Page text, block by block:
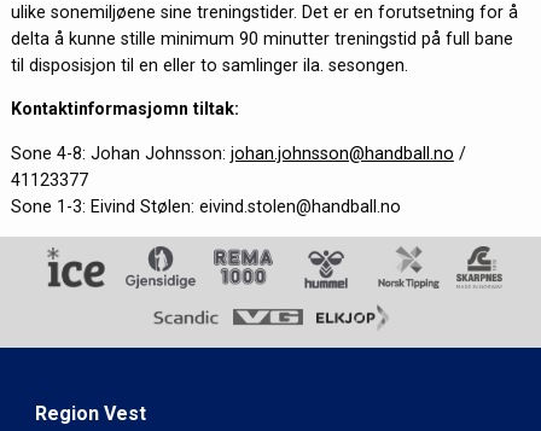
ulike sonemiljøene sine treningstider. Det er en forutsetning for å
delta å kunne stille minimum 90 minutter treningstid på full bane
til disposisjon til en eller to samlinger ila. sesongen.
Kontaktinformasjomn tiltak:
Sone 4-8: Johan Johnsson: johan.johnsson@handball.no /
41123377
Sone 1-3: Eivind Stølen: eivind.stolen@handball.no
Region Vest